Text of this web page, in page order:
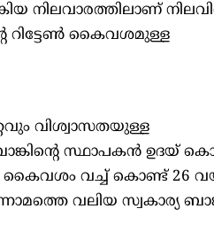
നിലവാരത്തിലാണ്
റിട്ടേൺ കൈവശമുള്ള
വിശ്വാസതയുള്ള
സ്ഥാപകൻ ഉദയ്
കൈവശം വച്ച് കൊണ്ട് 26
വലിയ സ്വകാര്യ